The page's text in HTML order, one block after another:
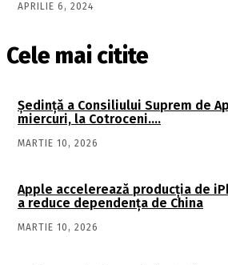
APRILIE 6, 2024
Cele mai citite
Şedinţă a Consiliului Suprem de
miercuri, la Cotroceni….
MARTIE 10, 2026
Apple accelerează producția de
a reduce dependența de China
MARTIE 10, 2026